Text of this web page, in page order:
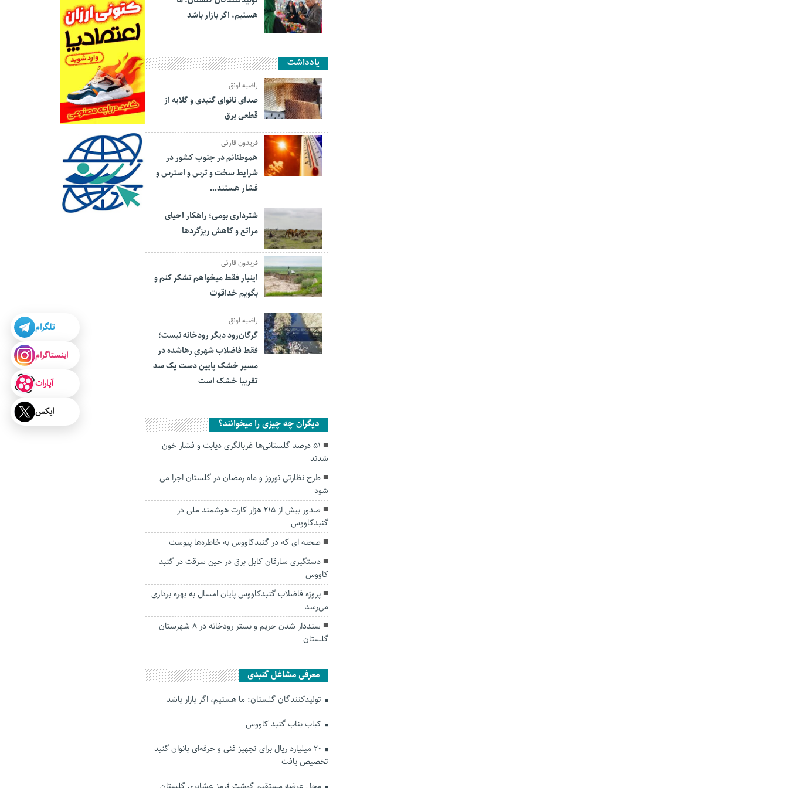
هستیم، اگر بازار باشد
یادداشت
راضیه اونق
صدای نانوای گنبدی و گلایه از
قطعی برق
فریدون قارئی
هموطنانم در جنوب کشور در
شرایط سخت و ترس و استرس و
فشار هستند…
شترداری بومی؛ راهکار احیای
مراتع و کاهش ریزگردها
فریدون قارئی
اینبار فقط میخواهم تشکر کنم و
بگویم خداقوت
راضیه اونق
گرگان‌رود دیگر رودخانه نیست؛
فقط فاضلاب شهریِ رهاشده در
مسیر خشک پایین دست یک سد
تقریبا خشک است
دیگران چه چیزی را میخوانند؟
۵۱ درصد گلستانی‌ها غربالگری دیابت و فشار خون
شدند
طرح نظارتی نوروز و ماه رمضان در گلستان اجرا می
شود
صدور بیش از ۲۱۵ هزار کارت هوشمند ملی در
گنبدکاووس
صحنه ای که در گنبدکاووس به خاطره‌ها پیوست
دستگیری سارقان کابل برق در حین سرقت در گنبد
کاووس
پروژه فاضلاب گنبدکاووس پایان امسال به بهره برداری
می‌رسد
سنددار شدن حریم و بستر رودخانه در ۸ شهرستان
گلستان
معرفی مشاغل گنبدی
تولیدکنندگان گلستان: ما هستیم، اگر بازار باشد
کباب بناب گنبد کاووس
۲۰ میلیارد ریال برای تجهیز فنی و حرفه‌ای بانوان گنبد
تخصیص یافت
تلگرام
اینستاگرام
آپارات
ایکس